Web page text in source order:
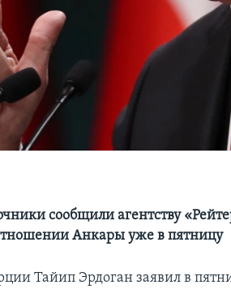
сообщили агентству
Анкары уже в пятницу
Тайип Эрдоган заявил в